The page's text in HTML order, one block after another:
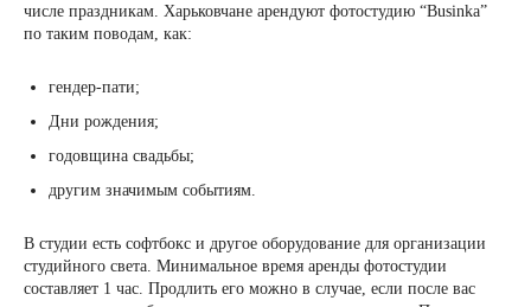
числе праздникам. Харьковчане арендуют фотостудию “Businka”
по таким поводам, как:
гендер-пати;
Дни рождения;
годовщина свадьбы;
другим значимым событиям.
В студии есть софтбокс и другое оборудование для организации
студийного света. Минимальное время аренды фотостудии
составляет 1 час. Продлить его можно в случае, если после вас